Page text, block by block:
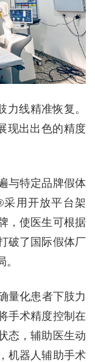
线精准恢复。
现出出色的精度
与特定品牌假体
用开放平台架
，使医生可根据
破了国际假体厂
量化患者下肢力
手术精度控制在
态，辅助医生动
机器人辅助手术